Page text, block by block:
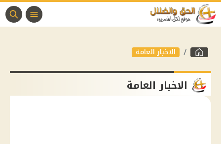
الاخبار العامة
الاخبار العامة